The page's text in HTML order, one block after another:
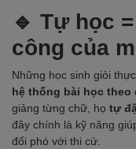
🔹 Tự học
công của
Những học sinh giỏi
hệ thống bài học theo
giảng từng chữ, họ tự
đây chính là kỹ năng
đối phó với thi cử.